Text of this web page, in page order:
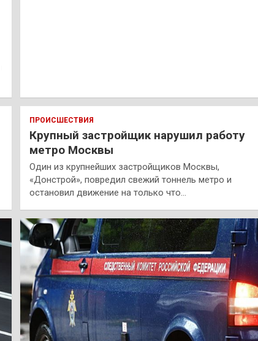
ПРОИСШЕСТВИЯ
Крупный застройщик нарушил работу
метро Москвы
Один из крупнейших застройщиков Москвы,
«Донстрой», повредил свежий тоннель метро и
остановил движение на только что…